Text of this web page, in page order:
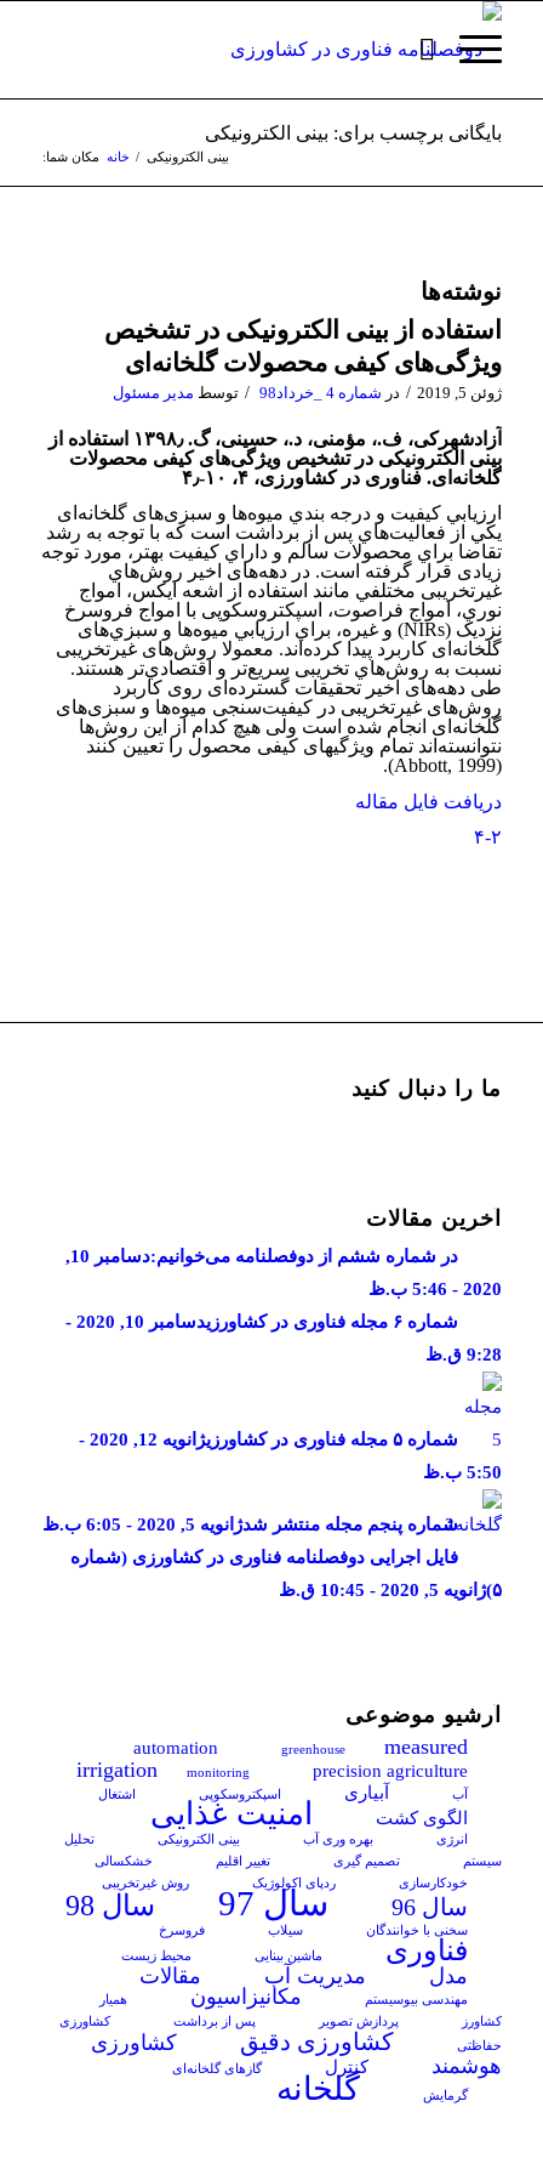
بایگانی برچسب برای: بینی الکترونیکی
مکان شما: خانه / بینی الکترونیکی
نوشته‌ها
استفاده از بینی الکترونیکی در تشخیص
ویژگی‌های کیفی محصولات گلخانه‌ای
ژوئن 5, 2019 / در شماره 4 _خرداد98 / توسط مدیر مسئول
آزادشهرکی، ف.، مؤمنی، د.، حسینی، گ. ۱۳۹۸٫ استفاده از
بینی الکترونیکی در تشخیص ویژگی‌های کیفی محصولات
گلخانه‌ای. فناوری در کشاورزی، ۴، ۱۰-۴٫
ارزيابي کیفیت و درجه بندي ميوه‌ها و سبزی‌­های گلخانه‌­ای
يكي از فعاليت‌­هاي پس از برداشت است كه با توجه به رشد
تقاضا براي محصولات سالم و داراي كيفيت بهتر، مورد توجه
زیادی قرار گرفته است. در دهه‌های اخير روش­‌هاي
غیرتخریبی مختلفي مانند استفاده از اشعه ایکس، امواج
نوري، امواج فراصوت، اسپکتروسکوپی با امواج فرو­سرخ
نزدیک (NIRs) و غیره، براي ارزيابي ميوه‌ها و سبزي­‌های
گلخانه­‌ای کاربرد پيدا كرده‌­اند. معمولا روش­‌های غيرتخریبی
نسبت به روش‏‌هاي تخریبی سريع‌تر و اقتصادي‌­تر هستند.
طی دهه‌های اخیر تحقیقات گسترده‌ای روی کاربرد
روش‌‏های غیرتخریبی در کیفیت‌سنجی میوه‌ها و سبزی­‌های
گلخانه‌­ای انجام شده است ولی هیچ کدام از این روش‏‌ها
نتوانسته‌­اند تمام ویژگی‎­های کیفی محصول را تعیین کنند
(Abbott, 1999).
دریافت فایل مقاله
۴-۲
ما را دنبال کنید
آخرین مقالات
در شماره ششم از دوفصلنامه می‌خوانیم:
دسامبر 10,
2020 - 5:46 ب.ظ
شماره ۶ مجله فناوری در کشاورزی
دسامبر 10, 2020 -
9:28 ق.ظ
شماره ۵ مجله فناوری در کشاورزی
ژانویه 12, 2020 -
5:50 ب.ظ
شماره پنجم مجله منتشر شدژانویه 5, 2020 - 6:05 ب.ظ
فایل اجرایی دوفصلنامه فناوری در کشاورزی (شماره
۵) ژانویه 5, 2020 - 10:45 ق.ظ
آرشیو موضوعی
automation greenhouse
measured
irrigation
monitoring precision agriculture
آب آبیاری اسپکتروسکوپی اشتغال
الگوی کشت امنیت غذایی
انرژی بهره وری آب بینی الکترونیکی
تحلیل
سیستم
تصمیم گیری تغییر اقلیم
خشکسالی
خودکارسازی
ردپای اکولوژیک روش غیرتخریبی
سال 96 سال 97 سال 98
سخنی با خوانندگان سیلاب فروسرخ
فناوری ماشین بینایی محیط زیست
مدل مدیریت آب مقالات
مهندسی بیوسیستم مکانیزاسیون
همیار
کشاورز
پردازش تصویر پس از برداشت
کشاورزی
حفاظتی
کشاورزی دقیق
کشاورزی
هوشمند
کنترل
گازهای گلخانه‌ای
گرمایش
گلخانه